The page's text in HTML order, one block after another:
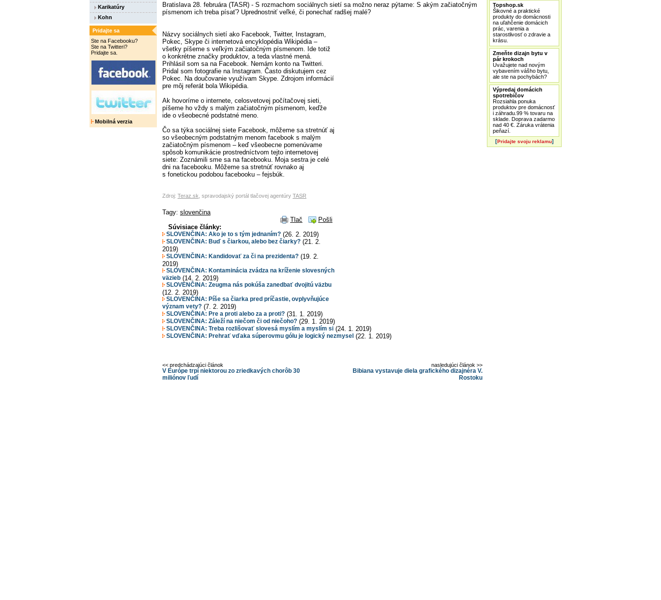
Karikatúry
Kohn
Pridajte sa
Ste na Facebooku?
Ste na Twitteri?
Pridajte sa.
Mobilná verzia
Bratislava 28. februára (TASR) - S rozmachom sociálnych sietí sa možno neraz pýtame: S akým začiatočným
písmenom ich treba písať? Uprednostniť veľké, či ponechať radšej malé?
Názvy sociálnych sietí ako Facebook, Twitter, Instagram,
Pokec, Skype či internetová encyklopédia Wikipédia –
všetky píšeme s veľkým začiatočným písmenom. Ide totiž
o konkrétne značky produktov, a teda vlastné mená.
Prihlásil som sa na Facebook. Nemám konto na Twitteri.
Pridal som fotografie na Instagram. Často diskutujem cez
Pokec. Na doučovanie využívam Skype. Zdrojom informácií
pre môj referát bola Wikipédia.
Ak hovoríme o internete, celosvetovej počítačovej sieti,
píšeme ho vždy s malým začiatočným písmenom, keďže
ide o všeobecné podstatné meno.
Čo sa týka sociálnej siete Facebook, môžeme sa stretnúť aj
so všeobecným podstatným menom facebook s malým
začiatočným písmenom – keď všeobecne pomenúvame
spôsob komunikácie prostredníctvom tejto internetovej
siete: Zoznámili sme sa na facebooku. Moja sestra je celé
dni na facebooku. Môžeme sa stretnúť rovnako aj
s fonetickou podobou facebooku – fejsbúk.
Zdroj: Teraz.sk, spravodajský portál tlačovej agentúry TASR
Tagy: slovenčina
Tlač
Pošli
Súvisiace články:
SLOVENČINA: Ako je to s tým jednaním? (26. 2. 2019)
SLOVENČINA: Buď s čiarkou, alebo bez čiarky? (21. 2.
2019)
SLOVENČINA: Kandidovať za či na prezidenta? (19. 2.
2019)
SLOVENČINA: Kontaminácia zvádza na kríženie slovesných
väzieb (14. 2. 2019)
SLOVENČINA: Zeugma nás pokúša zanedbať dvojitú väzbu
(12. 2. 2019)
SLOVENČINA: Píše sa čiarka pred príčastie, ovplyvňujúce
význam vety? (7. 2. 2019)
SLOVENČINA: Pre a proti alebo za a proti? (31. 1. 2019)
SLOVENČINA: Záleží na niečom či od niečoho? (29. 1. 2019)
SLOVENČINA: Treba rozlišovať slovesá myslím a myslím si (24. 1. 2019)
SLOVENČINA: Prehrať vďaka súperovmu gólu je logický nezmysel (22. 1. 2019)
nasledujúci článok >>
Bibiana vystavuje diela grafického dizajnéra V.
Rostoku
<< predchádzajúci článok
V Európe trpí niektorou zo zriedkavých chorôb 30
miliónov ľudí
Topshop.sk
Šikovné a praktické
produkty do domácnosti
na uľahčenie domácich
prác, varenia a
starostlivosť o zdravie a
krásu.
Zmeňte dizajn bytu v
pár krokoch
Uvažujete nad novým
vybavením vášho bytu,
ale ste na pochybách?
Výpredaj domácich
spotrebičov
Rozsiahla ponuka
produktov pre domácnosť
i záhradu.99 % tovaru na
sklade. Doprava zadarmo
nad 40 €. Záruka vrátenia
peňazí.
[Pridajte svoju reklamu]